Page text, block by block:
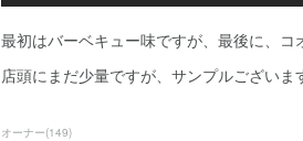
最初はバーベキュー味ですが、最後に、
店頭にまだ少量ですが、サンプルござい
オーナー(149)